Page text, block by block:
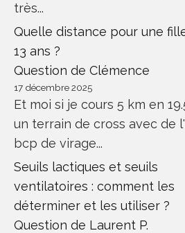
TEST DE LA MONTRE POLAR
GRIT X2 PRO
EQUIPEMENT
très...
Quelle distance pour une
13 ans ?
Question de Clémence
17 décembre 2025
Et moi si je cours 5 km en
un terrain de cross avec de
bcp de virage...
Seuils lactiques et seuils
ventilatoires : comment les
déterminer et les utiliser ?
Question de Laurent P.